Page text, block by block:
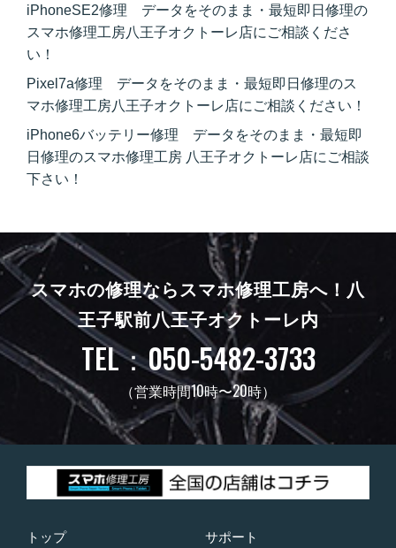
iPhoneSE2修理 データをそのまま・最短即日修理の
スマホ修理工房八王子オクトーレ店にご相談くださ
い！
Pixel7a修理 データをそのまま・最短即日修理のス
マホ修理工房八王子オクトーレ店にご相談ください！
iPhone6バッテリー修理 データをそのまま・最短即
日修理のスマホ修理工房 八王子オクトーレ店にご相談
下さい！
スマホの修理ならスマホ修理工房へ！ 八
王子駅前八王子オクトーレ内
TEL：050-5482-3733
（営業時間10時〜20時）
トップ サポート